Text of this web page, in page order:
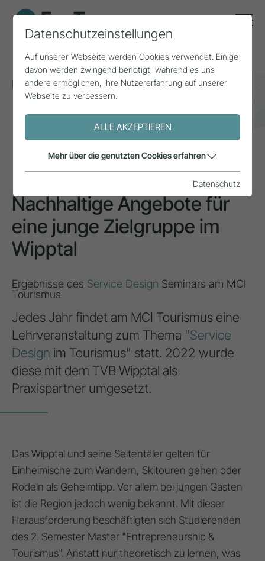
Home Themen
Nachhaltigkeit
Nachhaltige Angebote für eine junge Zielgruppe im
Wipptal
PROJEKT
Nachhaltige Angebote für
eine junge Zielgruppe im
Wipptal
Ergebnisse des Service Design Seminars am MCI
Tourismus
Jedes Jahr findet am MCI Tourismus eine
Lehrveranstaltung zum Thema "Service
Design im Tourismus" statt. 2022 wurde
diese mit dem TVB Wipptal als
Praxispartner umgesetzt.
Das Wipptal und seine Seitentäler gelten für
Einheimische zum Wandern, Skitouren gehen oder
Rodeln als Geheimtipp. Vor allem bei jungen Gästen
ist die Region jedoch wenig bekannt. Mit dieser
Herausforderung beschäftigten sich Studierenden
des 2. Semester Master "Entrepreneurship &
Tourismus". Anstatt nur theoretisch zu lernen, was
Datenschutzeinstellungen
Auf unserer Webseite werden Cookies verwendet. Einige
davon werden zwingend benötigt, während es uns
andere ermöglichen, Ihre Nutzererfahrung auf unserer
Webseite zu verbessern.
ALLE AKZEPTIEREN
Mehr über die genutzten Cookies erfahren
Datenschutz